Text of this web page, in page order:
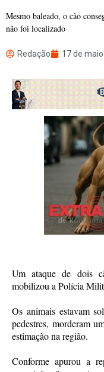
Mesmo baleado, o cão
não foi localizado
Redação 17 de
Um ataque de dois
mobilizou a Polícia
Os animais estavam
pedestres, morderam
estimação na região.
Conforme apurou a